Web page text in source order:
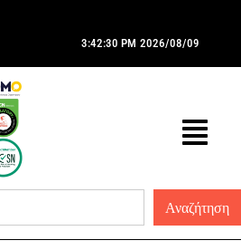
3:42:30 PM 2026/08/09